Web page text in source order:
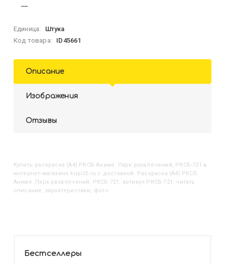
Единица:
Штука
Код товара:
ID45661
Описание
Изображения
Отзывы
Купить Раскраска (А4) РКСБ Аниме. Парк развлечений, РКСБ-721 в
интернет-магазине kupi35.ru с доставкой. Раскраска (А4) РКСБ
Аниме. Парк развлечений, РКСБ-721, артикул РКСБ-721: читать
описание, характеристики, фото
Бестселлеры